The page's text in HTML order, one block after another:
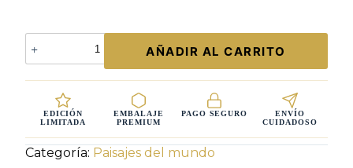
Sunset
Palm
Springs
Atardecer
California
Colores
AÑADIR AL CARRITO
EDICIÓN
LIMITADA
EMBALAJE
PREMIUM
PAGO SEGURO
ENVÍO
CUIDADOSO
Categoría: Paisajes del mundo